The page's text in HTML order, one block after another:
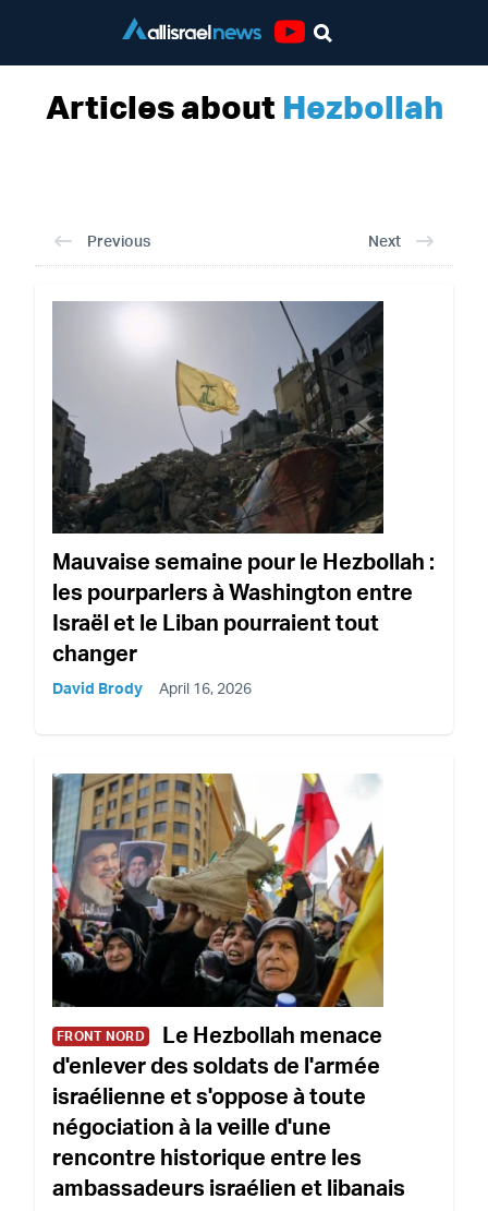
Articles about Hezbollah
Previous Next
Mauvaise semaine pour le Hezbollah :
les pourparlers à Washington entre
Israël et le Liban pourraient tout
changer
David Brody April 16, 2026
FRONT NORD
Le Hezbollah menace
d'enlever des soldats de l'armée
israélienne et s'oppose à toute
négociation à la veille d'une
rencontre historique entre les
ambassadeurs israélien et libanais